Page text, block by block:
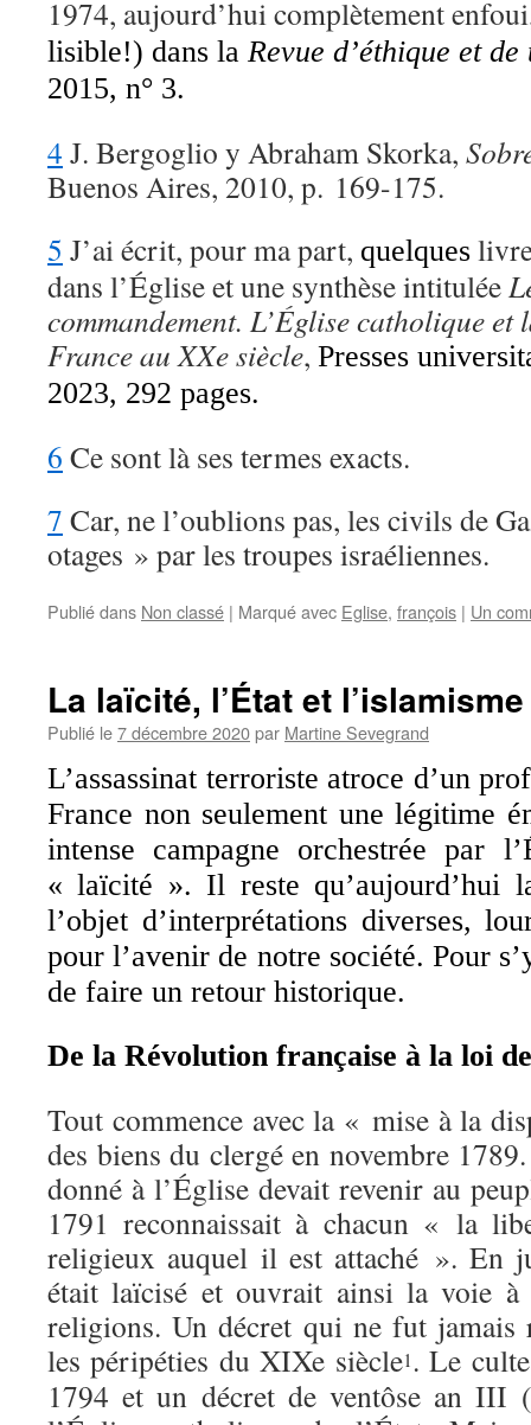
1974, aujourd’hui complètement
lisible!) dans la Revue d’éthique et
2015, n° 3.
4 J. Bergoglio y Abraham Skorka,
Buenos Aires, 2010, p. 169-175.
5 J’ai écrit, pour ma part, quelques
dans l’Église et une synthèse intitulée
commandement. L’Église catholique et
France au XXe siècle, Presses
2023, 292 pages.
6 Ce sont là ses termes exacts.
7 Car, ne l’oublions pas, les civils de
otages » par les troupes israéliennes.
Publié dans Non classé | Marqué avec Eglise, françois | Un
La laïcité, l’État et
Publié le7 décembre 2020par Martine Sevegrand
L’assassinat terroriste atroce d’un
France non seulement une légitime
intense campagne orchestrée par
« laïcité ». Il reste qu’aujourd’hui
l’objet d’interprétations diverses,
pour l’avenir de notre société. Pour
de faire un retour historique.
De la Révolution française à la loi
Tout commence avec la « mise à la
des biens du clergé en novembre
donné à l’Église devait revenir au
1791 reconnaissait à chacun « la
religieux auquel il est attaché ». En
était laïcisé et ouvrait ainsi la voie à
religions. Un décret qui ne fut jamais
les péripéties du XIXe siècle1 . Le
1794 et un décret de ventôse an III